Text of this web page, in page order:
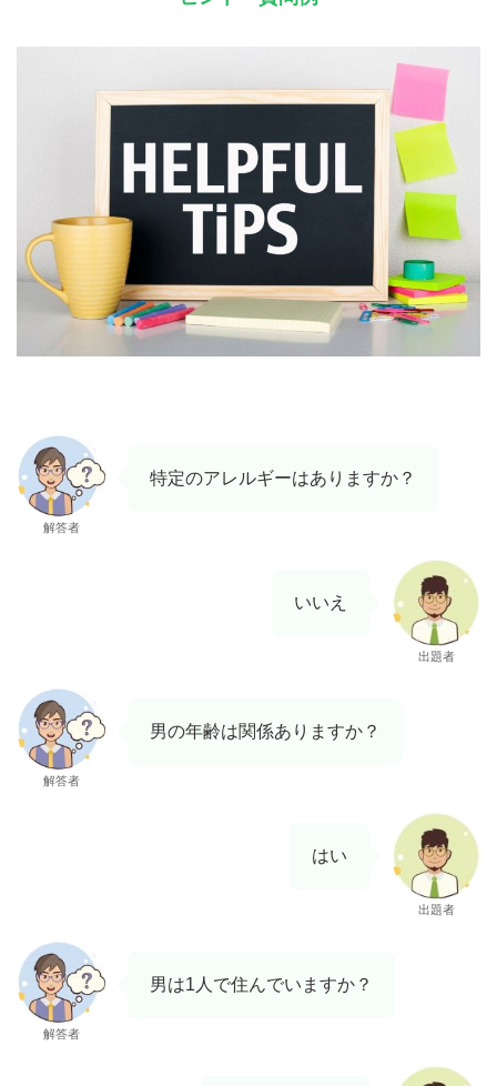
解答者
特定のアレルギーはありますか？
いいえ
出題者
解答者
男の年齢は関係ありますか？
はい
出題者
解答者
男は1人で住んでいますか？